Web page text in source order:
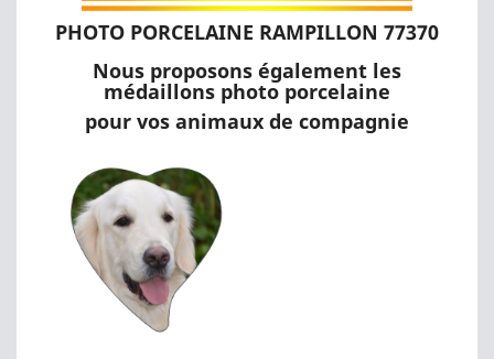
PHOTO PORCELAINE RAMPILLON 77370
Nous proposons également les
médaillons photo porcelaine
pour vos animaux de compagnie